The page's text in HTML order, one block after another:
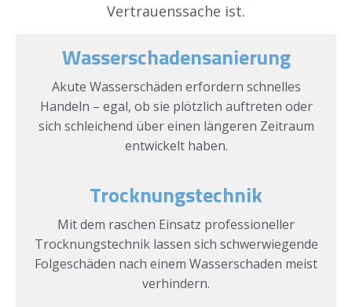
Vertrauenssache ist.
Wasserschadensanierung
Akute Wasserschäden erfordern schnelles
Handeln – egal, ob sie plötzlich auftreten oder
sich schleichend über einen längeren Zeitraum
entwickelt haben.
Trocknungstechnik
Mit dem raschen Einsatz professioneller
Trocknungstechnik lassen sich schwerwiegende
Folgeschäden nach einem Wasserschaden meist
verhindern.